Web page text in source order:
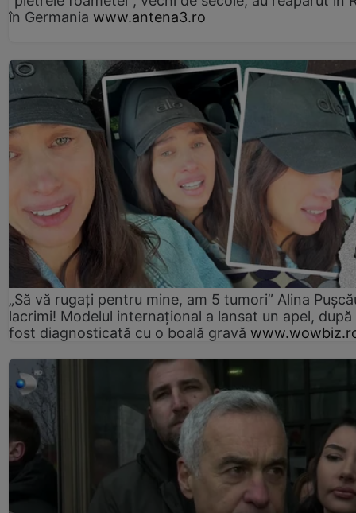
în Germania www.antena3.ro
„Să vă rugați pentru mine, am 5 tumori” Alina
lacrimi! Modelul internațional a lansat un apel, după
fost diagnosticată cu o boală gravă